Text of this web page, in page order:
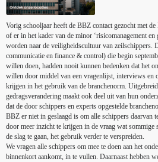
Vorig schooljaar heeft de BBZ contact gezocht met
of er in het kader van de minor ‘risicomanagement en
worden naar de veiligheidscultuur van zeilschippers.
communicatie en finance & control) die begin
willen doen, hadden nooit kunnen bedenken dat het
willen door middel van een vragenlijst, interviews en
krijgen in het gebruik van de branchenorm.
gedragsverandering maakt ook deel uit van hun
dat de door schippers en experts opgestelde
BBZ er niet in geslaagd is om alle schippers daarvan
door meer inzicht te krijgen in de vraag wat sommige
de slag te gaan, het gebruik verder te verspreiden.
We vragen alle schippers om mee te doen aan het
binnenkort aankomt, in te vullen. Daarnaast hebben